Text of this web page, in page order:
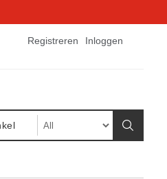
Registreren Inloggen